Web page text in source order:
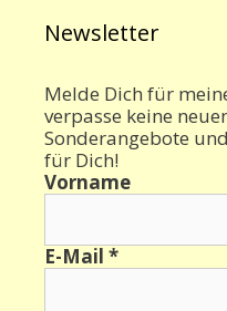
Newsletter
Melde Dich für
verpasse keine
Sonderangebote
für Dich!
Vorname
E-Mail *